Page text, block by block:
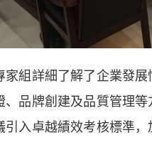
詳細了解了企業發展
、品牌創建及品質管理
入卓越績效考核標準